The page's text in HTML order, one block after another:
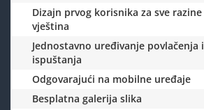
Dizajn prvog korisnika za sve razine
vještina
Jednostavno uređivanje povlačenja i
ispuštanja
Odgovarajući na mobilne uređaje
Besplatna galerija slika